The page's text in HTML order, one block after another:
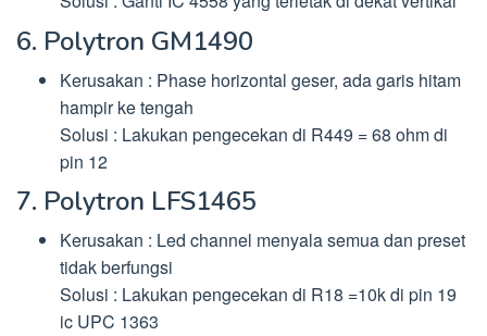
6. Polytron GM1490
Kerusakan : Phase horizontal geser, ada garis hitam
hampir ke tengah
Solusi : Lakukan pengecekan di R449 = 68 ohm di
pin 12
7. Polytron LFS1465
Kerusakan : Led channel menyala semua dan preset
tidak berfungsi
Solusi : Lakukan pengecekan di R18 =10k di pin 19
ic UPC 1363